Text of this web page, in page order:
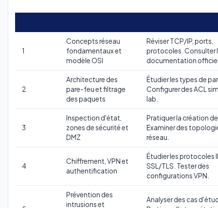
1
Concepts réseau
fondamentaux et
modèle OSI
Réviser TCP/IP, ports,
protocoles. Consulter
documentation
2
Architecture des
pare-feu et filtrage
des paquets
Étudier les types de
Configurer des ACL
lab.
3
Inspection d'état,
zones de sécurité et
DMZ
Pratiquer la création
Examiner des
réseau.
4
Chiffrement, VPN et
authentification
Étudier les protocoles
SSL/TLS. Tester des
configurations VPN.
Prévention des
intrusions et
Analyser des cas